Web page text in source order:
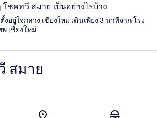
ชคทวี สมาย เป็นอย่างไรบ้าง
อยู่ใจกลาง เชียงใหม่ เดินเพียง 3 นาทีจาก โรง
เชียงใหม่
สมาย